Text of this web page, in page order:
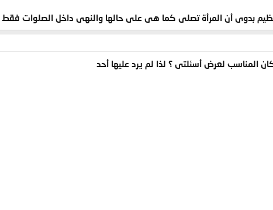
بدوى أن المرأة تصلى كما هى على حالها والنهى داخل الصلوات فقط
المناسب لعرض أسئلتى ؟ لذا لم يرد عليها أحد